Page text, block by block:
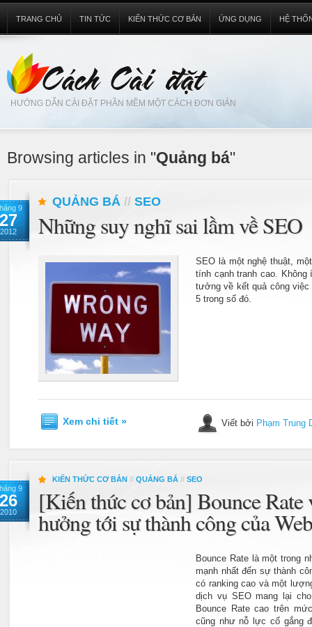
HƯỚNG DẪN CÀI ĐẶT PHẦN MỀM MỘT CÁCH ĐƠN GIẢN
TRANG CHỦ TIN TỨC KIẾN THỨC CƠ BẢN ỨNG DỤNG HỆ
Browsing articles in "Quảng bá"
9
27
2012
QUẢNG BÁ // SEO
Những suy nghĩ sai lầm về SEO
SEO là một nghệ thuật,
tính cạnh tranh cao.
tưởng về kết quả công
5 trong số đó.
Xem chi tiết » Viết bởi Phạm Trung
9
26
2010
KIẾN THỨC CƠ BẢN // QUẢNG BÁ // SEO
[Kiến thức cơ bản] Bounce Rate
hưởng tới sự thành công của
Bounce Rate là một trong
mạnh nhất đến sự thành
có ranking cao và một
dịch vụ SEO mang lại
Bounce Rate cao trên
cũng như nỗ lực cố gắng